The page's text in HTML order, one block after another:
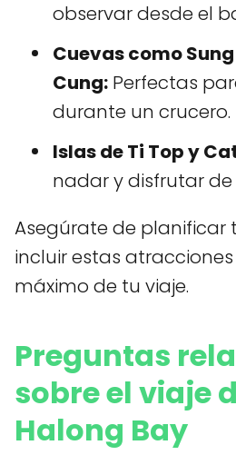
observar desde el
Cuevas como
Cung: Perfectas
durante un crucero.
Islas de Ti Top y
nadar y disfrutar
Asegúrate de planificar
incluir estas
máximo de tu viaje.
Preguntas
sobre el viaje
Halong Bay